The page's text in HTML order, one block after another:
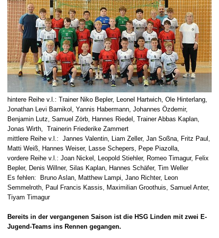
hintere Reihe v.l.: Trainer Niko Bepler, Leonel Hartwich, Ole Hinterlang,
Jonathan Levi Barnikol, Yannis Habermann, Johannes Özdemir,
Benjamin Lutz, Samuel Zörb, Hannes Riedel, Trainer Abbas Kaplan,
Jonas Wirth, Trainerin Friederike Zammert
mittlere Reihe v.l.: Jannes Valentin, Liam Zeller, Jan Soßna, Fritz Paul,
Matti Weiß, Hannes Weiser, Lasse Schepers, Pepe Piazolla,
vordere Reihe v.l.: Joan Nickel, Leopold Stiehler, Romeo Timagur, Felix
Bepler, Denis Willner, Silas Kaplan, Hannes Schäfer, Tim Weller
Es fehlen: Bruno Aslan, Matthew Lampi, Jano Richter, Leon
Semmelroth, Paul Francis Kassis, Maximilian Groothuis, Samuel Anter,
Tiyam Timagur
Bereits in der vergangenen Saison ist die HSG Linden mit zwei E-
Jugend-Teams ins Rennen gegangen.